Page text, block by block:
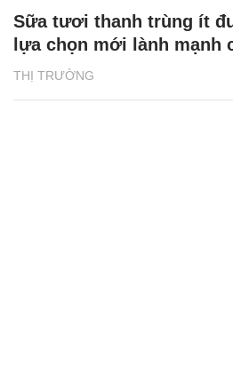
THỊ TRƯỜNG
Sữa tươi thanh trùng ít
lựa chọn mới lành mạnh